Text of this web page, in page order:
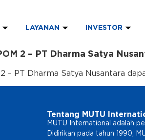
LAYANAN INVESTOR
2 – PT Dharma Satya
– PT Dharma Satya Nusantara
Tentang MUTU
MUTU International adalah
Didirikan pada tahun 1990,